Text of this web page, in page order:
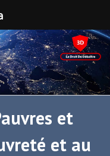
et
et au